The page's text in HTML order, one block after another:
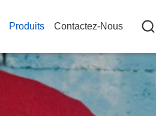
Produits Contactez-Nous